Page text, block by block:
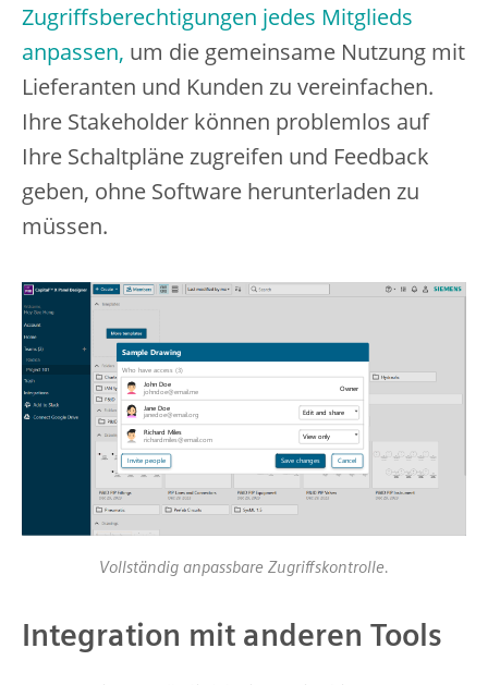
Zugriffsberechtigungen jedes Mitglieds
anpassen, um die gemeinsame Nutzung mit
Lieferanten und Kunden zu vereinfachen.
Ihre Stakeholder können problemlos auf
Ihre Schaltpläne zugreifen und Feedback
geben, ohne Software herunterladen zu
müssen.
Vollständig anpassbare Zugriffskontrolle.
Integration mit anderen Tools